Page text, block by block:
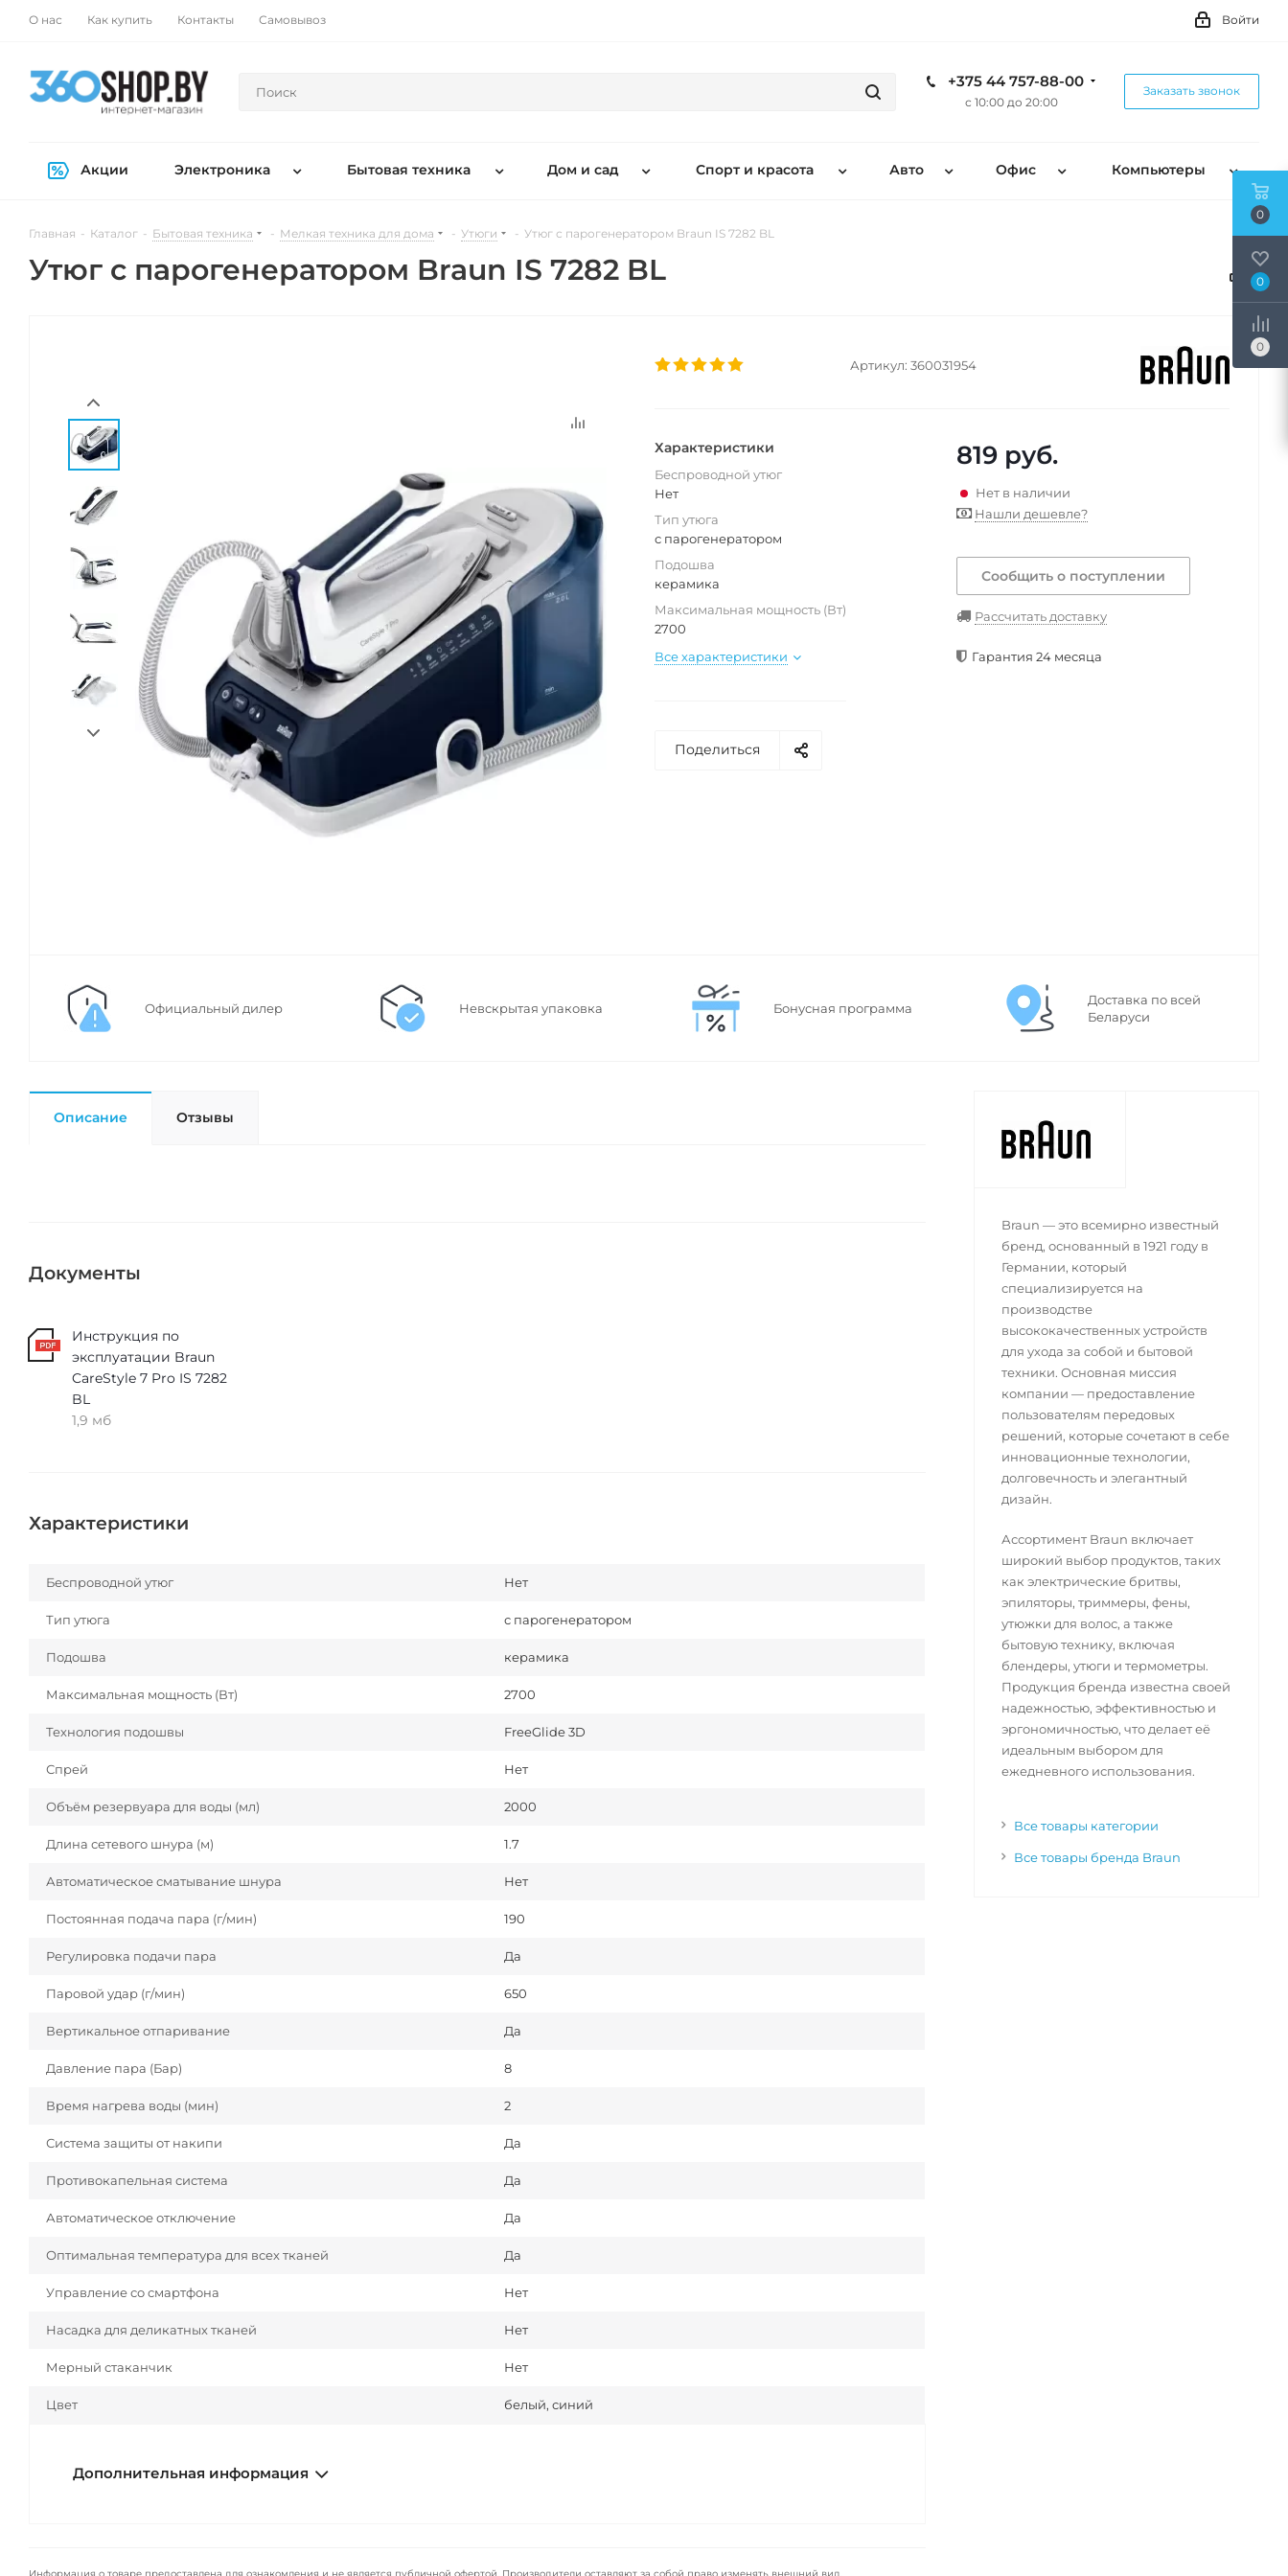
О нас Как купить Контакты Самовывоз Войти
+375 44 757-88-00
с 10:00 до 20:00
Заказать звонок
Акции Электроника Бытовая техника Дом и сад Спорт и красота Авто Офис Компьютеры
Главная - Каталог - Бытовая техника - Мелкая техника для дома - Утюги - Утюг с парогенератором Braun IS 7282 BL
Утюг с парогенератором Braun IS 7282 BL
Артикул: 360031954
Характеристики
Беспроводной утюг
Нет
Тип утюга
с парогенератором
Подошва
керамика
Максимальная мощность (Вт)
2700
Все характеристики
819 руб.
Нет в наличии
Нашли дешевле?
Сообщить о поступлении
Рассчитать доставку
Гарантия 24 месяца
Поделиться
Официальный дилер Невскрытая упаковка Бонусная программа
Доставка по всей
Беларуси
Описание Отзывы
Документы
Инструкция по
эксплуатации Braun
CareStyle 7 Pro IS 7282
BL
1,9 мб
Характеристики
Беспроводной утюг Нет
Тип утюга с парогенератором
Подошва керамика
Максимальная мощность (Вт) 2700
Технология подошвы FreeGlide 3D
Спрей Нет
Объём резервуара для воды (мл) 2000
Длина сетевого шнура (м) 1.7
Автоматическое сматывание шнура Нет
Постоянная подача пара (г/мин) 190
Регулировка подачи пара Да
Паровой удар (г/мин) 650
Вертикальное отпаривание Да
Давление пара (Бар) 8
Время нагрева воды (мин) 2
Система защиты от накипи Да
Противокапельная система Да
Автоматическое отключение Да
Оптимальная температура для всех тканей Да
Управление со смартфона Нет
Насадка для деликатных тканей Нет
Мерный стаканчик Нет
Цвет белый, синий
Дополнительная информация
Braun — это всемирно известный
бренд, основанный в 1921 году в
Германии, который
специализируется на
производстве
высококачественных устройств
для ухода за собой и бытовой
техники. Основная миссия
компании — предоставление
пользователям передовых
решений, которые сочетают в себе
инновационные технологии,
долговечность и элегантный
дизайн.
Ассортимент Braun включает
широкий выбор продуктов, таких
как электрические бритвы,
эпиляторы, триммеры, фены,
утюжки для волос, а также
бытовую технику, включая
блендеры, утюги и термометры.
Продукция бренда известна своей
надежностью, эффективностью и
эргономичностью, что делает её
идеальным выбором для
ежедневного использования.
Все товары категории
Все товары бренда Braun
0
0
0